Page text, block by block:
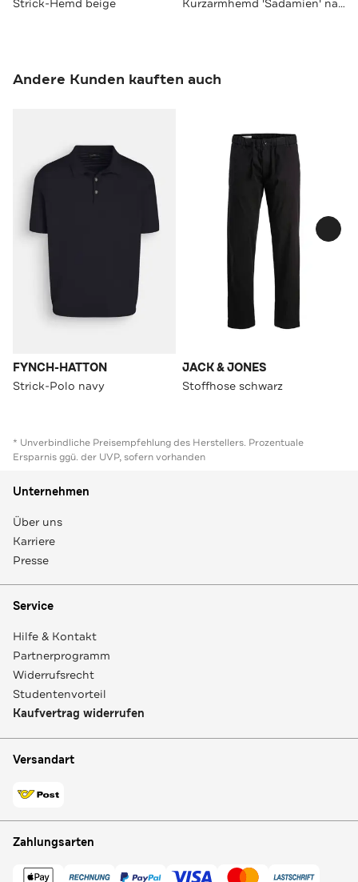
Strick-Hemd beige Kurzarmhemd 'Sadamien' nachtblau
Andere Kunden kauften auch
FYNCH-HATTON
Strick-Polo navy
JACK & JONES
Stoffhose schwarz
* Unverbindliche Preisempfehlung des Herstellers. Prozentuale
Ersparnis ggü. der UVP, sofern vorhanden
Unternehmen
Über uns
Karriere
Presse
Service
Hilfe & Kontakt
Partnerprogramm
Widerrufsrecht
Studentenvorteil
Kaufvertrag widerrufen
Versandart
Zahlungsarten